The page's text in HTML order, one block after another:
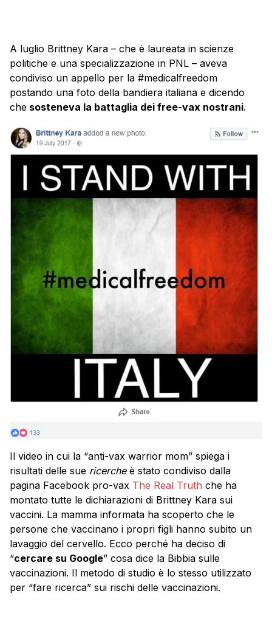
A luglio Brittney Kara – che è laureata in scienze
politiche e una specializzazione in PNL – aveva
condiviso un appello per la #medicalfreedom
postando una foto della bandiera italiana e dicendo
che sosteneva la battaglia dei free-vax nostrani.
Il video in cui la “anti-vax warrior mom” spiega i
risultati delle sue ricerche è stato condiviso dalla
pagina Facebook pro-vax The Real Truth che ha
montato tutte le dichiarazioni di Brittney Kara sui
vaccini. La mamma informata ha scoperto che le
persone che vaccinano i propri figli hanno subito un
lavaggio del cervello. Ecco perché ha deciso di
“cercare su Google” cosa dice la Bibbia sulle
vaccinazioni. Il metodo di studio è lo stesso utilizzato
per “fare ricerca” sui rischi delle vaccinazioni.